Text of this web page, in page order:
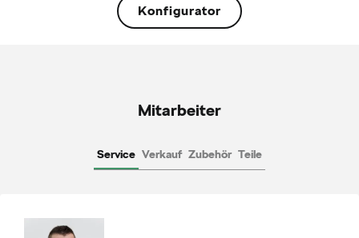
Konfigurator
Mitarbeiter
Service Verkauf Zubehör Teile